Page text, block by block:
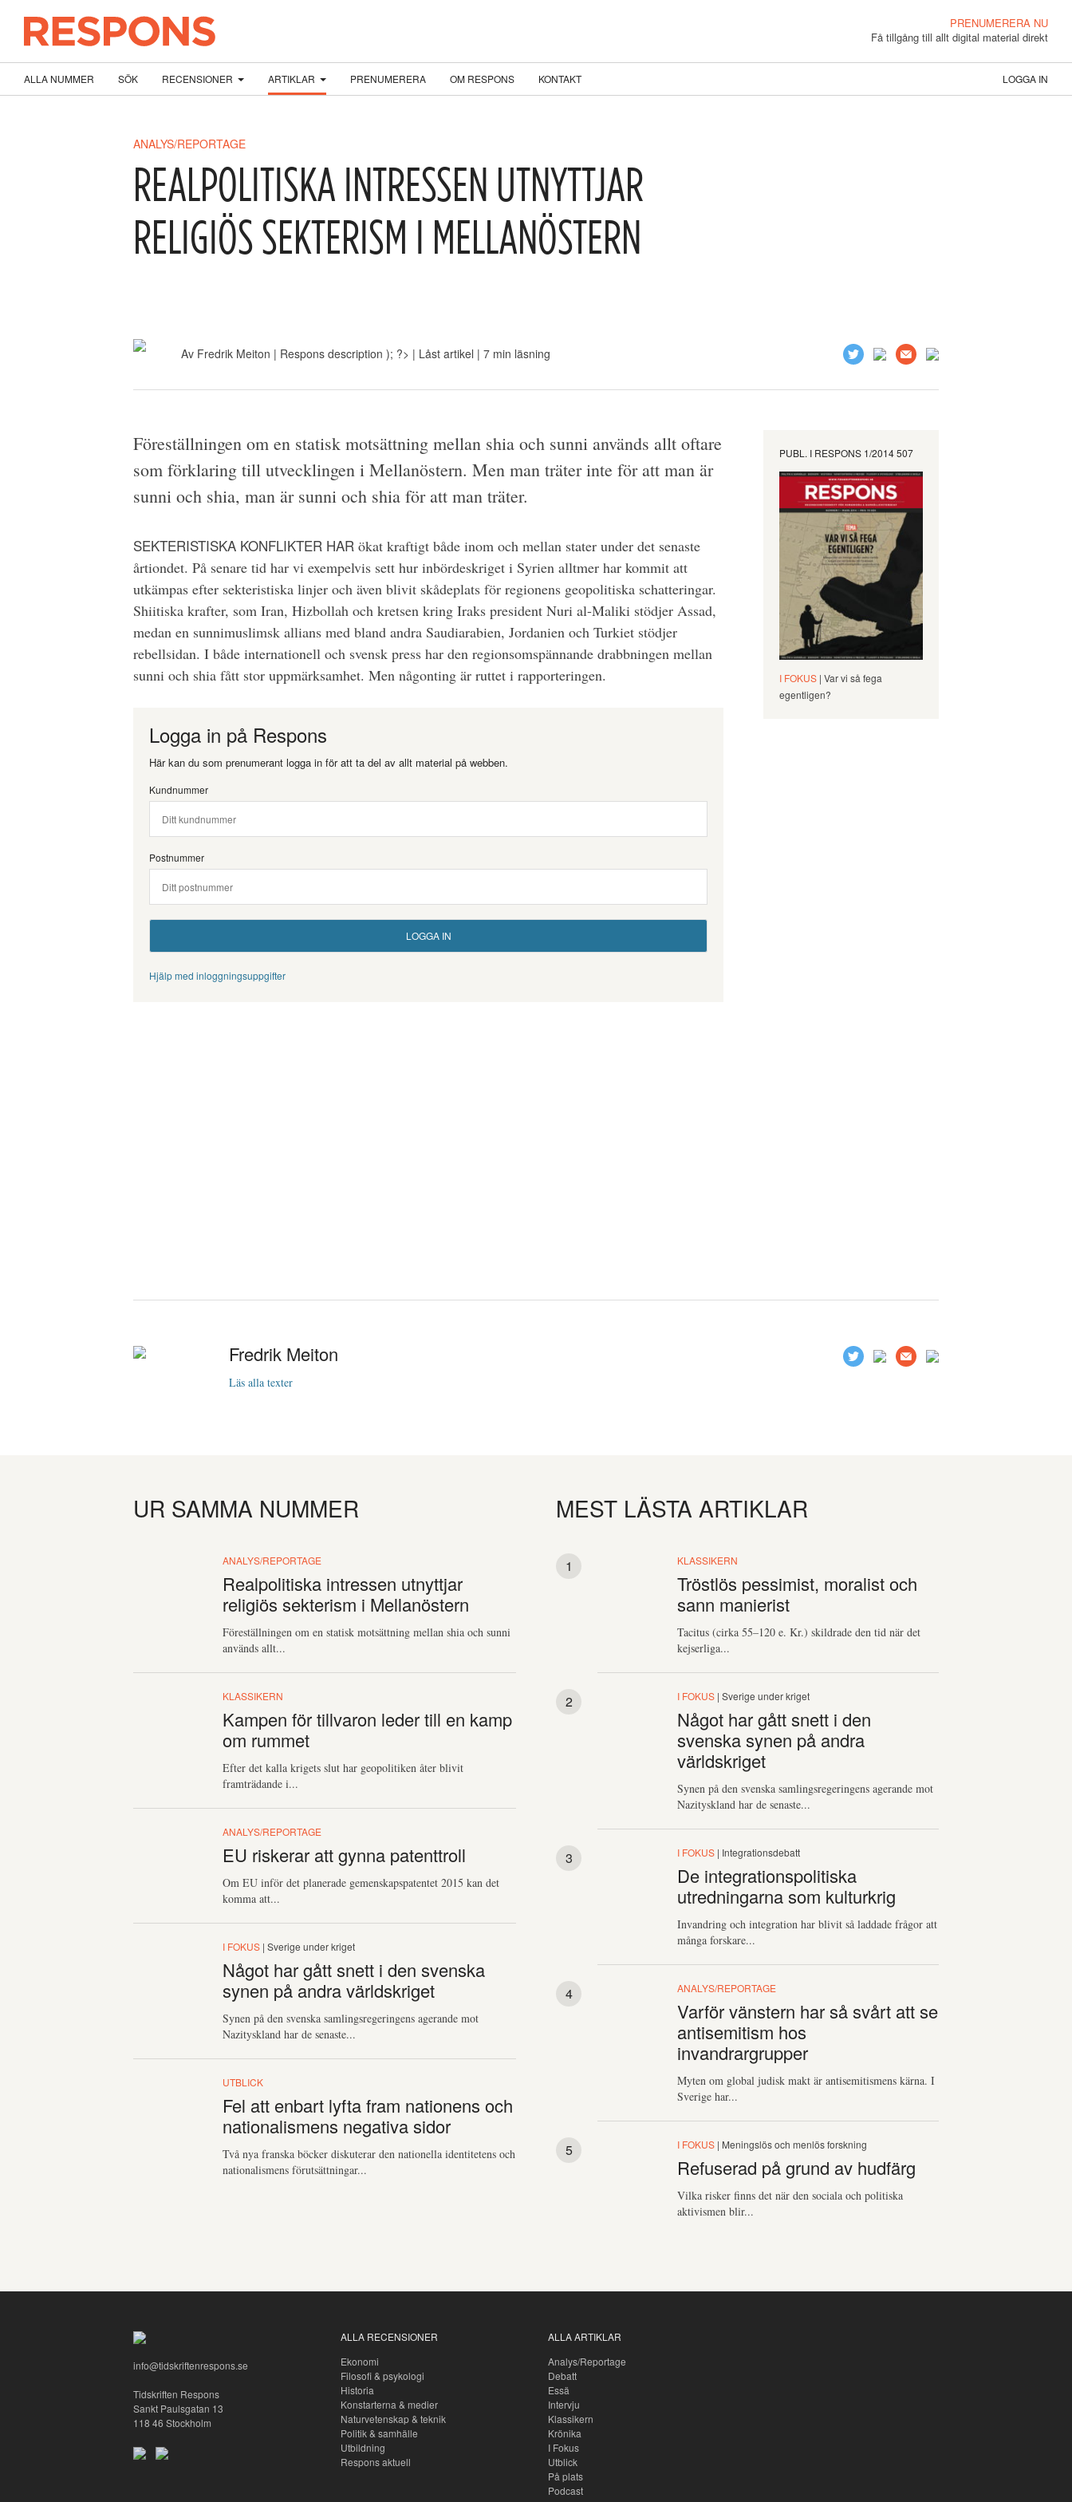
PRENUMERERA NU
Få tillgång till allt digital material direkt
ALLA NUMMER SÖK RECENSIONER ARTIKLAR PRENUMERERA OM RESPONS KONTAKT LOGGA IN
ANALYS/REPORTAGE
REALPOLITISKA INTRESSEN UTNYTTJAR
RELIGIÖS SEKTERISM I MELLANÖSTERN
Av Fredrik Meiton | Respons description ); ?> | Låst artikel | 7 min läsning
Föreställningen om en statisk motsättning mellan shia och sunni används allt oftare
som förklaring till utvecklingen i Mellanöstern. Men man träter inte för att man är
sunni och shia, man är sunni och shia för att man träter.
SEKTERISTISKA KONFLIKTER HAR ökat kraftigt både inom och mellan stater under det senaste
årtiondet. På senare tid har vi exempelvis sett hur inbördeskriget i Syrien alltmer har kommit att
utkämpas efter sekteristiska linjer och även blivit skådeplats för regionens geopolitiska schatteringar.
Shiitiska krafter, som Iran, Hizbollah och kretsen kring Iraks president Nuri al-Maliki stödjer Assad,
medan en sunnimuslimsk allians med bland andra Saudiarabien, Jordanien och Turkiet stödjer
rebellsidan. I både internationell och svensk press har den regionsomspännande drabbningen mellan
sunni och shia fått stor uppmärksamhet. Men någonting är ruttet i rapporteringen.
Logga in på Respons
Här kan du som prenumerant logga in för att ta del av allt material på webben.
Kundnummer
Postnummer
Hjälp med inloggningsuppgifter
PUBL. I RESPONS 1/2014 507
I FOKUS | Var vi så fega
egentligen?
Fredrik Meiton
Läs alla texter
UR SAMMA NUMMER
ANALYS/REPORTAGE
Realpolitiska intressen utnyttjar
religiös sekterism i Mellanöstern
Föreställningen om en statisk motsättning mellan shia och sunni
används allt...
KLASSIKERN
Kampen för tillvaron leder till en kamp
om rummet
Efter det kalla krigets slut har geopolitiken åter blivit
framträdande i...
ANALYS/REPORTAGE
EU riskerar att gynna patenttroll
Om EU inför det planerade gemenskapspatentet 2015 kan det
komma att...
I FOKUS | Sverige under kriget
Något har gått snett i den svenska
synen på andra världskriget
Synen på den svenska samlingsregeringens agerande mot
Nazityskland har de senaste...
UTBLICK
Fel att enbart lyfta fram nationens och
nationalismens negativa sidor
Två nya franska böcker diskuterar den nationella identitetens och
nationalismens förutsättningar...
MEST LÄSTA ARTIKLAR
KLASSIKERN
Tröstlös pessimist, moralist och
sann manierist
Tacitus (cirka 55–120 e. Kr.) skildrade den tid när det
kejserliga...
I FOKUS | Sverige under kriget
Något har gått snett i den
svenska synen på andra
världskriget
Synen på den svenska samlingsregeringens agerande mot
Nazityskland har de senaste...
I FOKUS | Integrationsdebatt
De integrationspolitiska
utredningarna som kulturkrig
Invandring och integration har blivit så laddade frågor att
många forskare...
ANALYS/REPORTAGE
Varför vänstern har så svårt att se
antisemitism hos
invandrargrupper
Myten om global judisk makt är antisemitismens kärna. I
Sverige har...
I FOKUS | Meningslös och menlös forskning
Refuserad på grund av hudfärg
Vilka risker finns det när den sociala och politiska
aktivismen blir...
info@tidskriftenrespons.se
Tidskriften Respons
Sankt Paulsgatan 13
118 46 Stockholm
ALLA RECENSIONER
Ekonomi
Filosofi & psykologi
Historia
Konstarterna & medier
Naturvetenskap & teknik
Politik & samhälle
Utbildning
Respons aktuell
ALLA ARTIKLAR
Analys/Reportage
Debatt
Essä
Intervju
Klassikern
Krönika
I Fokus
Utblick
På plats
Podcast